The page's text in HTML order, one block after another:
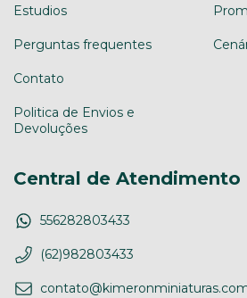
Estudios
Perguntas frequentes
Contato
Politica de Envios e
Devoluções
Central de Atendimento
556282803433
(62)982803433